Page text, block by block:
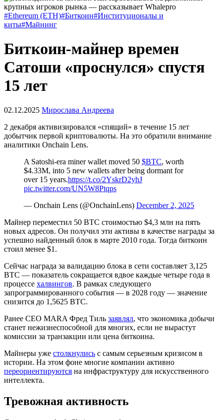
#Ethereum (ETH)#Биткоин#Институционалы и
киты#Майнинг
Биткоин-майнер времен
Сатоши «проснулся» спустя
15 лет
02.12.2025 Мирослава Андреева
2 декабря активизировался «спящий» в течение 15 лет
добытчик первой криптовалюты. На это обратили внимание
аналитики Onchain Lens.
A Satoshi-era miner wallet moved 50 $BTC, worth
$4.33M, into 5 new wallets after being dormant for
over 15 years.https://t.co/2YskrD2yhJ
pic.twitter.com/UN5W8Ptqps
— Onchain Lens (@OnchainLens) December 2, 2025
Майнер переместил 50 BTC стоимостью $4,3 млн на пять
новых адресов. Он получил эти активы в качестве награды за
успешно найденный блок в марте 2010 года. Тогда биткоин
стоил менее $1.
Сейчас награда за валидацию блока в сети составляет 3,125
BTC — показатель сокращается вдвое каждые четыре года в
процессе халвингов. В рамках следующего
запрограммированного события — в 2028 году — значение
снизится до 1,5625 BTC.
Ранее CEO MARA Фред Тиль заявлял, что экономика добычи
станет нежизнеспособной для многих, если не вырастут
комиссии за транзакции или цена биткоина.
Майнеры уже столкнулись с самым серьезным кризисом в
истории. На этом фоне многие компании активно
переориентируются на инфраструктуру для искусственного
интеллекта.
Тревожная активность